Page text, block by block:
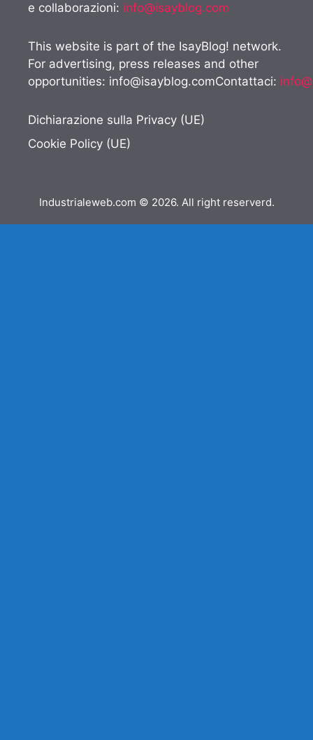
e collaborazioni: info@isayblog.com
This website is part of the IsayBlog! network.
For advertising, press releases and other
opportunities: info@isayblog.comContattaci:
Dichiarazione sulla Privacy (UE)
Cookie Policy (UE)
Industrialeweb.com © 2026. All right reserverd.